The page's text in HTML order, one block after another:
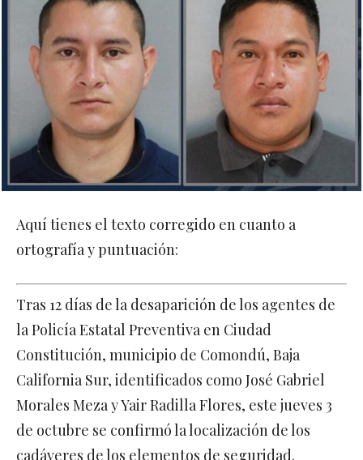
Aquí tienes el texto corregido en cuanto a
ortografía y puntuación:
Tras 12 días de la desaparición de los agentes de
la Policía Estatal Preventiva en Ciudad
Constitución, municipio de Comondú, Baja
California Sur, identificados como José Gabriel
Morales Meza y Yair Radilla Flores, este jueves 3
de octubre se confirmó la localización de los
cadáveres de los elementos de seguridad.